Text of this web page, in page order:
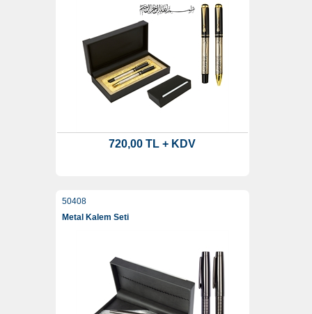
720,00 TL + KDV
50408
Metal Kalem Seti